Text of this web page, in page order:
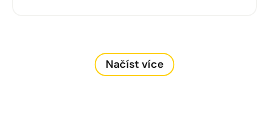
Načíst více